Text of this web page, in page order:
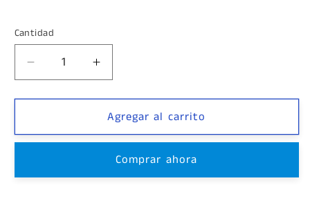
Cantidad
Cantidad
Reducir
cantidad
para
Ajustable
Angulo
Aumentar
cantidad
para
Codo
Ajustable
Inoxidable
Angulo
Agregar al carrito
Comprar ahora